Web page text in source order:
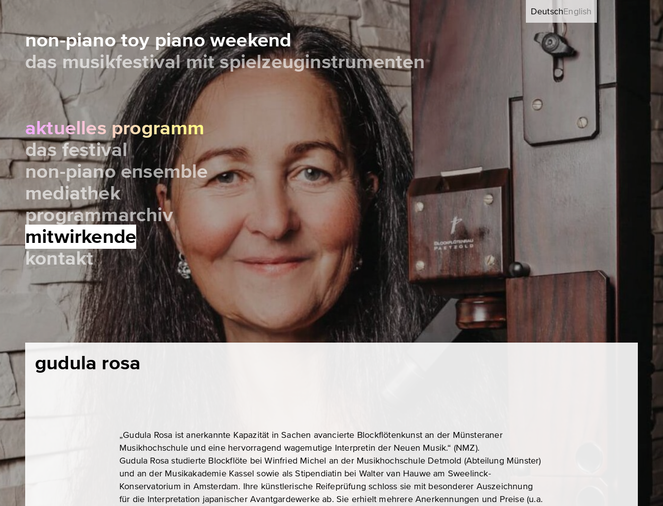
non-piano toy piano weekend
das musikfestival mit spielzeuginstrumenten
DeutschEnglish
aktuelles programm
das festival
non-piano ensemble
mediathek
programmarchiv
mitwirkende
kontakt
gudula rosa
„Gudula Rosa ist anerkannte Kapazität in Sachen avancierte Blockflötenkunst an der Münsteraner
Musikhochschule und eine hervorragend wagemutige Interpretin der Neuen Musik.“ (NMZ).
Gudula Rosa studierte Blockflöte bei Winfried Michel an der Musikhochschule Detmold (Abteilung Münster)
und an der Musikakademie Kassel sowie als Stipendiatin bei Walter van Hauwe am Sweelinck-
Konservatorium in Amsterdam. Ihre künstlerische Reifeprüfung schloss sie mit besonderer Auszeichnung
für die Interpretation japanischer Avantgardewerke ab. Sie erhielt mehrere Anerkennungen und Preise (u.a.